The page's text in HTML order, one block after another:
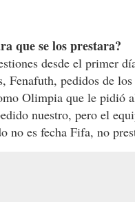
que se los prestara?
desde el primer
Fenafuth, pedidos de
Olimpia que le pidió
nuestro, pero el
no es fecha Fifa, no